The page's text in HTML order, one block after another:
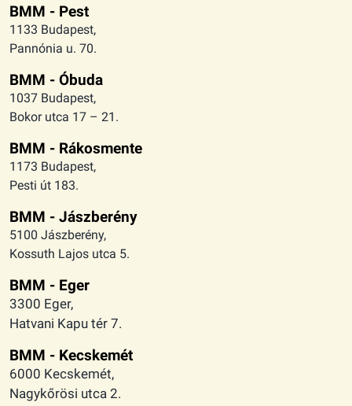
BMM - Pest
1133 Budapest,
Pannónia u. 70.
BMM - Óbuda
1037 Budapest,
Bokor utca 17 – 21.
BMM - Rákosmente
1173 Budapest,
Pesti út 183.
BMM - Jászberény
5100 Jászberény,
Kossuth Lajos utca 5.
BMM - Eger
3300 Eger,
Hatvani Kapu tér 7.
BMM - Kecskemét
6000 Kecskemét,
Nagykőrösi utca 2.